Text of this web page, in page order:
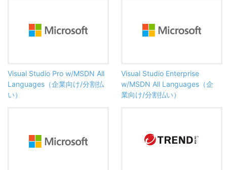
Visual Studio Pro w/MSDN All
Languages（企業向け/分割払
い）
Visual Studio Enterprise
w/MSDN All Languages（企
業向け/分割払い）